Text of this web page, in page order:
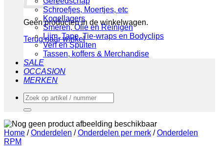
Geen producten in de winkelwagen.
Terug naar winkel
Schroefjes, Moertjes, etc
Kogellagers
Smeren, Olie en Reinigen
Lijm, Tape, Tie-wraps en Bodyclips
Verf en Spuiten
Tassen, koffers & Merchandise
SALE
OCCASION
MERKEN
Zoeken
naar:
Home / Onderdelen / Onderdelen per merk / Onderdelen
RPM